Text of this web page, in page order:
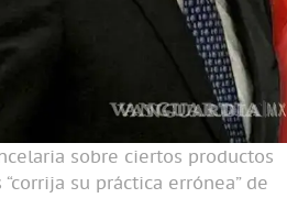
sobre ciertos productos
su práctica errónea” de